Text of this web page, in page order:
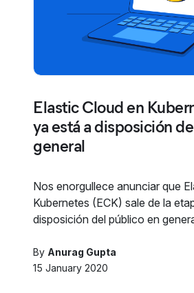
Elastic Cloud en
ya está a disposición
general
Nos enorgullece anunciar que
Kubernetes (ECK) sale de la
disposición del público en
By Anurag Gupta
15 January 2020